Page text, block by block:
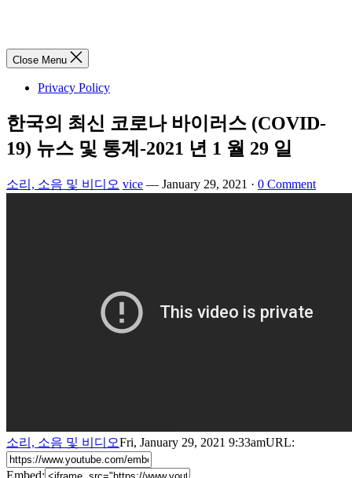
Close Menu
Privacy Policy
한국의 최신 코로나 바이러스 (COVID-
19) 뉴스 및 통계-2021 년 1 월 29 일
소리, 소음 및 비디오 vice — January 29, 2021 · 0 Comment
소리, 소음 및 비디오Fri, January 29, 2021 9:33amURL:
Embed: